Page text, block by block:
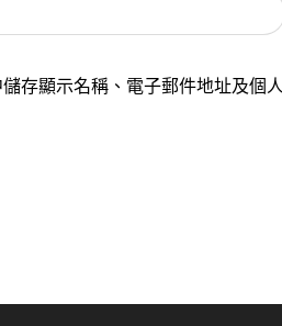
儲存顯示名稱、電子郵件地址及個